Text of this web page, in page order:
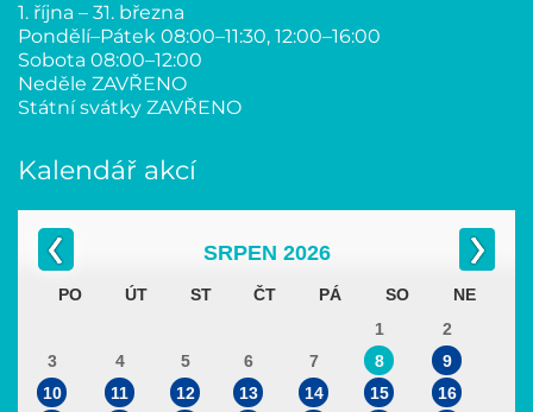
1. října – 31. března
Pondělí–Pátek 08:00–11:30, 12:00–16:00
Sobota 08:00–12:00
Neděle ZAVŘENO
Státní svátky ZAVŘENO
Kalendář akcí
SRPEN 2026
PO ÚT ST ČT PÁ SO
NE
1
2
3
4 5 6 7 8
9
10
11 12 13 14 15
16